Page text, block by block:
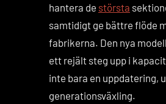
hantera de största
samtidigt ge bättre flöde
fabrikerna. Den nya
ett rejält steg upp i
inte bara en uppdatering,
generationsväxling.